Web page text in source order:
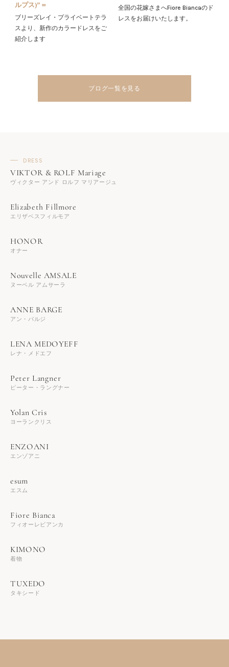
ルプス)”＝
ブリーズレイ・プライベートテラ
スより、新作のカラードレスをご
紹介します
全国の花嫁さまへFiore Biancaのド
レスをお届けいたします。
ブログ一覧を見る
DRESS
ヴィクター アンド ロルフ マリアージュ
エリザベスフィルモア
オナー
ヌーベル アムサーラ
アン・バルジ
レナ・メドエフ
ピーター・ラングナー
ヨーランクリス
エンゾアニ
エスム
フィオーレビアンカ
着物
タキシード